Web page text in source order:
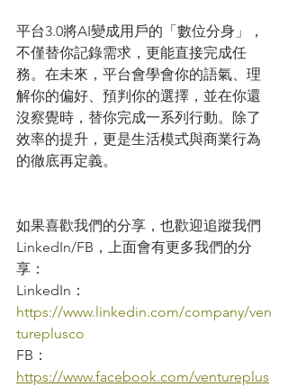
平台3.0將AI變成用戶的「數位分身」，
不僅替你記錄需求，更能直接完成任
務。在未來，平台會學會你的語氣、理
解你的偏好、預判你的選擇，並在你還
沒察覺時，替你完成一系列行動。除了
效率的提升，更是生活模式與商業行為
的徹底再定義。
如果喜歡我們的分享，也歡迎追蹤我們
LinkedIn/FB，上面會有更多我們的分
享：
LinkedIn：
https://www.linkedin.com/company/ven
tureplusco
FB：
https://www.facebook.com/ventureplus